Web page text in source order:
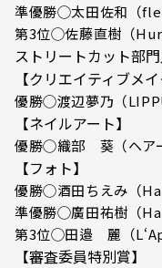
準優勝◯太田佐和（
第3位◯佐藤直樹（
ストリートカット部
【クリエイティブメイ
優勝◯渡辺夢乃（
【ネイルアート】
優勝◯織部 葵（ヘア
【フォト】
優勝◯酒田ちえみ（
準優勝◯廣田祐樹（
第3位◯田邉 麗（
【審査委員特別賞】